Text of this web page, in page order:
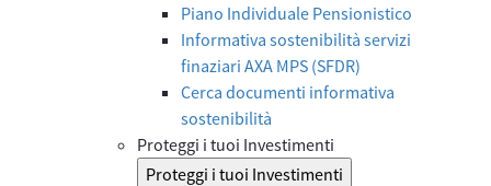
Piano Individuale Pensionistico
Informativa sostenibilità servizi
finaziari AXA MPS (SFDR)
Cerca documenti informativa
sostenibilità
Proteggi i tuoi Investimenti
Proteggi i tuoi Investimenti